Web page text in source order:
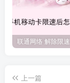
上一篇